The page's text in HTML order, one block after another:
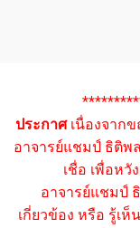
ประกาศเนื่องจาก
อาจารย์แชมป์ ธิติพ
เชื่อ เพื่อห
อาจารย์แชมป์
เกี่ยวข้อง หรือ รู้เห็